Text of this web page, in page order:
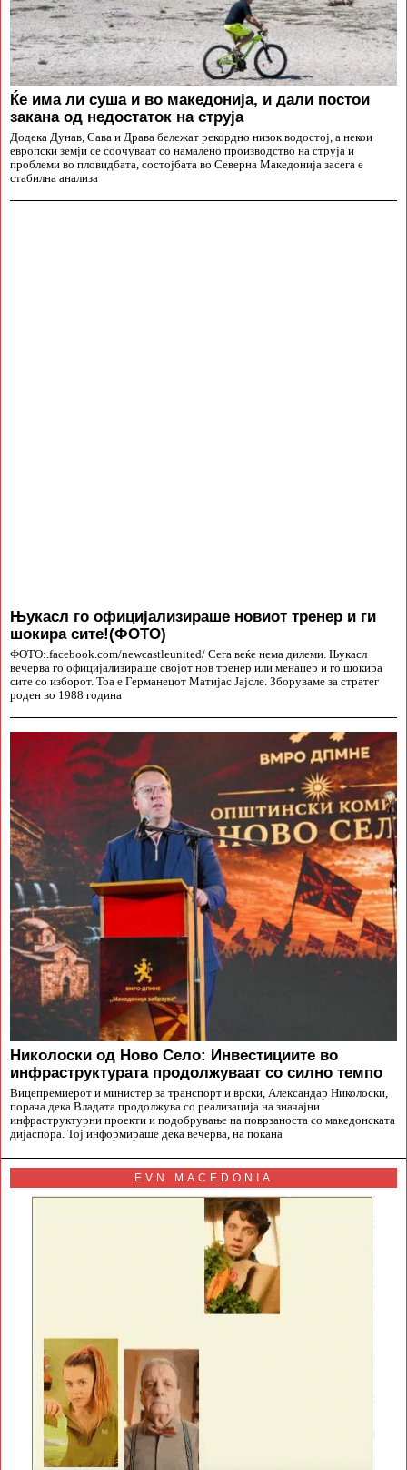
Ќе има ли суша и во македонија, и дали постои
закана од недостаток на струја
Додека Дунав, Сава и Драва бележат рекордно низок водостој, а некои
европски земји се соочуваат со намалено производство на струја и
проблеми во пловидбата, состојбата во Северна Македонија засега е
стабилна анализа
Њукасл го официјализираше новиот тренер и ги
шокира сите!(ФОТО)
ФОТО:.facebook.com/newcastleunited/ Сега веќе нема дилеми. Њукасл
вечерва го официјализираше својот нов тренер или менаџер и го шокира
сите со изборот. Тоа е Германецот Матијас Јајсле. Зборуваме за стратег
роден во 1988 година
Николоски од Ново Село: Инвестициите во
инфраструктурата продолжуваат со силно темпо
Вицепремиерот и министер за транспорт и врски, Александар Николоски,
порача дека Владата продолжува со реализација на значајни
инфраструктурни проекти и подобрување на поврзаноста со македонската
дијаспора. Тој информираше дека вечерва, на покана
EVN MACEDONIA